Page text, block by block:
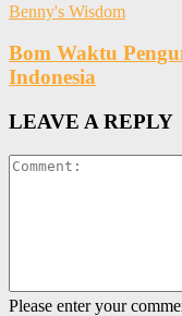
Benny's Wisdom
Bom Waktu
Indonesia
LEAVE A REPLY
Please enter your